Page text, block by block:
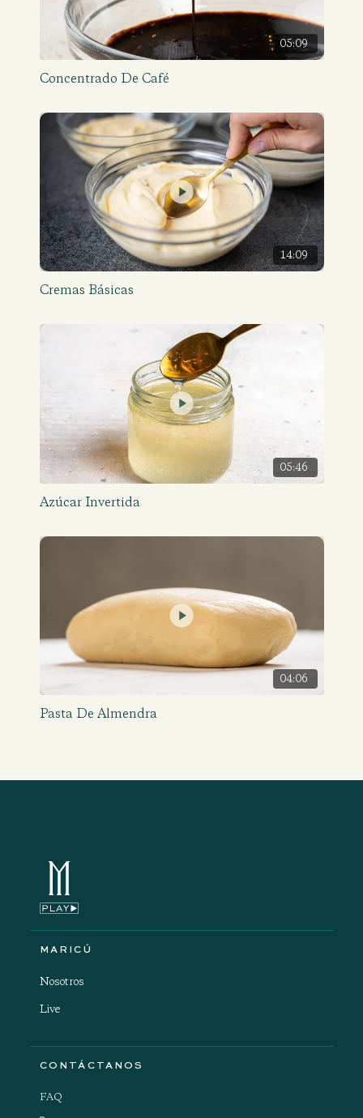
05:09
Concentrado De Café
14:09
Cremas Básicas
05:46
Azúcar Invertida
04:06
Pasta De Almendra
MARICÚ
Nosotros
Live
CONTÁCTANOS
FAQ